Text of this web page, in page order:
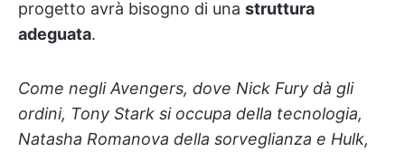
progetto avrà bisogno di una struttura
adeguata.
Come negli Avengers, dove Nick Fury dà gli
ordini, Tony Stark si occupa della tecnologia,
Natasha Romanova della sorveglianza e Hulk,